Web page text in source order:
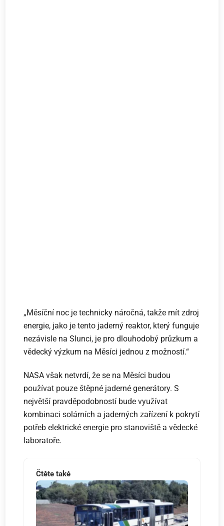
„Měsíční noc je technicky náročná, takže mít zdroj
energie, jako je tento jaderný reaktor, který funguje
nezávisle na Slunci, je pro dlouhodobý průzkum a
vědecký výzkum na Měsíci jednou z možností.“
NASA však netvrdí, že se na Měsíci budou
používat pouze štěpné jaderné generátory. S
největší pravděpodobností bude využívat
kombinaci solárních a jaderných zařízení k pokrytí
potřeb elektrické energie pro stanoviště a vědecké
laboratoře.
Čtěte také